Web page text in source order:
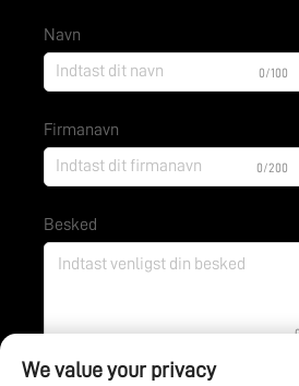
Navn
0/100
Firmanavn
0/200
Besked
We value your privacy